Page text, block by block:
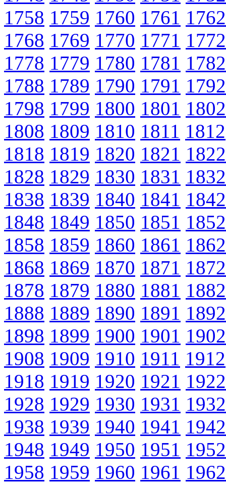
1758 1759 1760 1761 1762
1768 1769 1770 1771 1772
1778 1779 1780 1781 1782
1788 1789 1790 1791 1792
1798 1799 1800 1801 1802
1808 1809 1810 1811 1812
1818 1819 1820 1821 1822
1828 1829 1830 1831 1832
1838 1839 1840 1841 1842
1848 1849 1850 1851 1852
1858 1859 1860 1861 1862
1868 1869 1870 1871 1872
1878 1879 1880 1881 1882
1888 1889 1890 1891 1892
1898 1899 1900 1901 1902
1908 1909 1910 1911 1912
1918 1919 1920 1921 1922
1928 1929 1930 1931 1932
1938 1939 1940 1941 1942
1948 1949 1950 1951 1952
1958 1959 1960 1961 1962